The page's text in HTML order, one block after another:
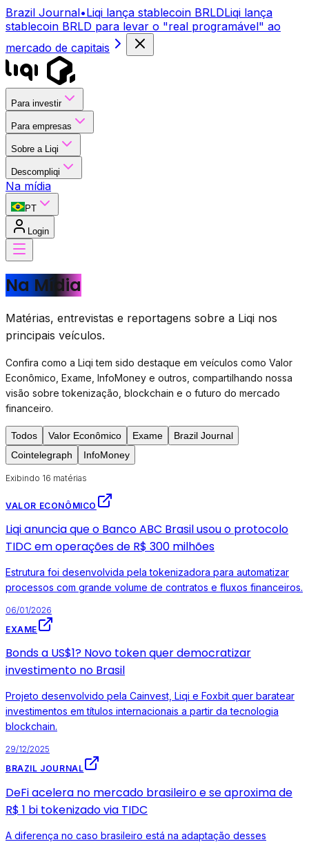
Brazil Journal•Liqi lança stablecoin BRLDLiqi lança
stablecoin BRLD para levar o "real programável" ao
mercado de capitais
Para investir
Para empresas
Sobre a Liqi
Descompliqi
Na mídia
PT
Login
Na Mídia
Matérias, entrevistas e reportagens sobre a Liqi nos
principais veículos.
Confira como a Liqi tem sido destaque em veículos como Valor
Econômico, Exame, InfoMoney e outros, compartilhando nossa
visão sobre tokenização, blockchain e o futuro do mercado
financeiro.
Todos Valor Econômico Exame
Brazil Journal
Cointelegraph
InfoMoney
Exibindo 16 matérias
VALOR ECONÔMICO
Liqi anuncia que o Banco ABC Brasil usou o protocolo
TIDC em operações de R$ 300 milhões
Estrutura foi desenvolvida pela tokenizadora para automatizar
processos com grande volume de contratos e fluxos financeiros.
06/01/2026
EXAME
Bonds a US$1? Novo token quer democratizar
investimento no Brasil
Projeto desenvolvido pela Cainvest, Liqi e Foxbit quer baratear
investimentos em títulos internacionais a partir da tecnologia
blockchain.
29/12/2025
BRAZIL JOURNAL
DeFi acelera no mercado brasileiro e se aproxima de
R$ 1 bi tokenizado via TIDC
A diferença no caso brasileiro está na adaptação desses